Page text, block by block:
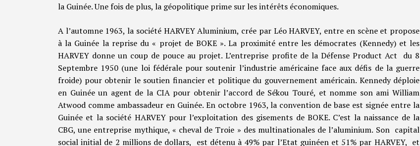
la Guinée. Une fois de plus, la géopolitique prime sur les intérêts économiques.
A l’automne 1963, la société HARVEY Aluminium, crée par Léo HARVEY, entre en scène et propose
à la Guinée la reprise du « projet de BOKE ». La proximité entre les démocrates (Kennedy) et les
HARVEY donne un coup de pouce au projet. L’entreprise profite de la Défense Product Act du 8
Septembre 1950 (une loi fédérale pour soutenir l’industrie américaine face aux défis de la guerre
froide) pour obtenir le soutien financier et politique du gouvernement américain. Kennedy déploie
en Guinée un agent de la CIA pour obtenir l’accord de Sékou Touré, et nomme son ami William
Atwood comme ambassadeur en Guinée. En octobre 1963, la convention de base est signée entre la
Guinée et la société HARVEY pour l’exploitation des gisements de BOKE. C’est la naissance de la
CBG, une entreprise mythique, « cheval de Troie » des multinationales de l’aluminium. Son capital
social initial de 2 millions de dollars, est détenu à 49% par l’Etat guinéen et 51% par HARVEY, et